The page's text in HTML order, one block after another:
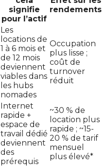
signifie
pour l’actif
rendements
Les
locations de
1 à 6 mois et
de 12 mois
deviennent
viables dans
les hubs
nomades
Occupation
plus lisse ;
coût de
turnover
réduit
Internet
rapide +
espace de
travail dédié
deviennent
des
prérequis
~30 % de
location plus
rapide ; ~15-
20 % de tarif
mensuel
plus élevé*